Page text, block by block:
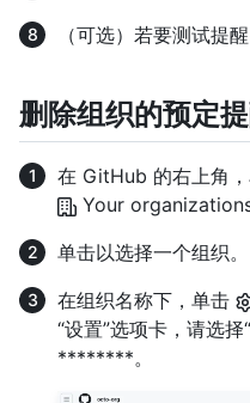
（可选）若要测试提
删除组织的预定
在 GitHub 的右上角
Your
单击以选择一个组织。
在组织名称下，单击
“设置”选项卡，请选择“
********。